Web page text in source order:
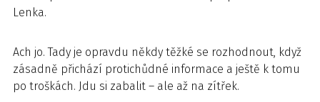
Lenka.
Ach jo. Tady je opravdu někdy těžké se rozhodnout, když
zásadně přichází protichůdné informace a ještě k tomu
po troškách. Jdu si zabalit – ale až na zítřek.